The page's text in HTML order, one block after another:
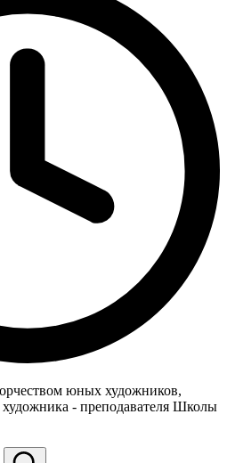
юных художников,
- преподавателя Школы